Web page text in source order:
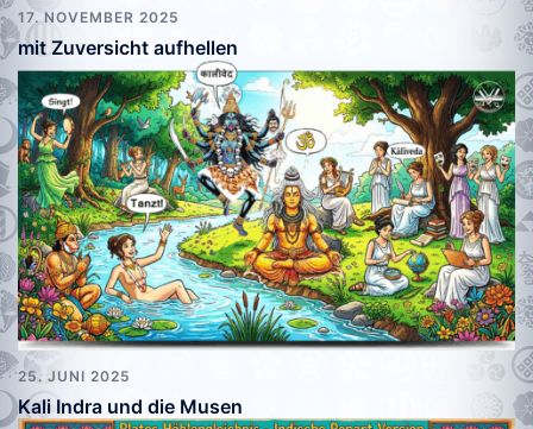
17. NOVEMBER 2025
mit Zuversicht aufhellen
25. JUNI 2025
Kali Indra und die Musen